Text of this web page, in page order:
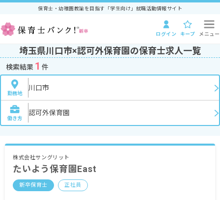
保育士・幼稚園教諭を目指す「学生向け」就職活動情報サイト
ログイン キープ メニュー
埼玉県川口市×認可外保育園の保育士求人一覧
検索結果 1 件
勤務地
川口市
働き方
認可外保育園
株式会社サングリット
たいよう保育園East
新卒保育士 正社員